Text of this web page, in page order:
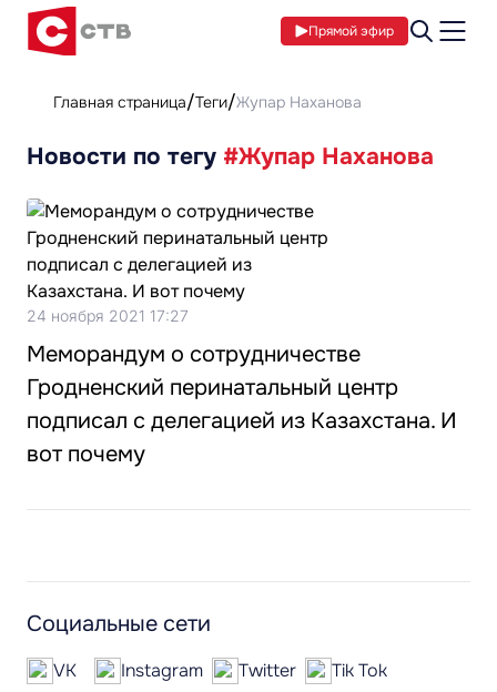
Прямой эфир
Главная страница Теги Жупар Наханова
Новости по тегу #Жупар Наханова
24 ноября 2021 17:27
Меморандум о сотрудничестве
Гродненский перинатальный центр
подписал с делегацией из Казахстана. И
вот почему
Социальные сети
VK Instagram Twitter
Tik Tok